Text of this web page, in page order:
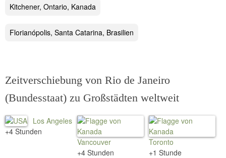
Kitchener, Ontario, Kanada
Florianópolis, Santa Catarina, Brasilien
Zeitverschiebung von Rio de Janeiro
(Bundesstaat) zu Großstädten weltweit
Los Angeles
+4 Stunden
Vancouver
+4 Stunden
Toronto
+1 Stunde